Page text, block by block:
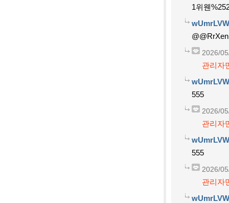
1위웬
@@RrXen
2026/
관리자
555
2026/
관리자
555
2026/
관리자